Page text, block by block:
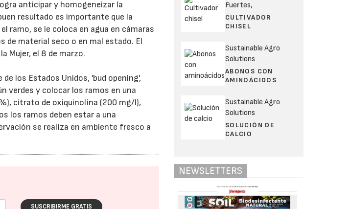
anticipar y homogeneizar la
resultado es importante que la
ramo, se le coloca en agua en cámaras
de material seco o en mal estado. El
Mujer, el 8 de marzo.
los Estados Unidos, 'bud opening',
verdes y colocar los ramos en una
citrato de oxiquinolina (200 mg/l),
los ramos deben estar a una
se realiza en ambiente fresco a
SUSCRIBIRME GRATIS
Fuertes,
CULTIVADOR
CHISEL
Sustainable Agro
Solutions
ABONOS CON
AMINOÁCIDOS
Sustainable Agro
Solutions
SOLUCIÓN DE
CALCIO
NEWSLETTERS